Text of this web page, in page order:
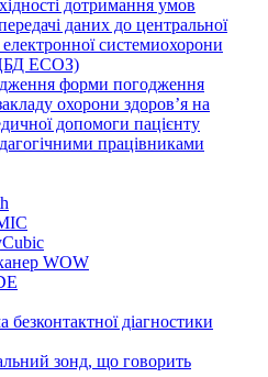
дотримання умов
даних до центральної
системиохорони
ЕСОЗ)
форми погодження
охорони здоров’я на
допомоги пацієнту
працівниками
WOW
безконтактної діагностики
зонд, що говорить